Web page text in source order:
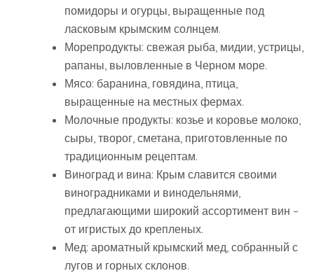
помидоры и огурцы‚ выращенные под
ласковым крымским солнцем.
Морепродукты: свежая рыба‚ мидии‚ устрицы‚
рапаны‚ выловленные в Черном море.
Мясо: баранина‚ говядина‚ птица‚
выращенные на местных фермах.
Молочные продукты: козье и коровье молоко‚
сыры‚ творог‚ сметана‚ приготовленные по
традиционным рецептам.
Виноград и вина: Крым славится своими
виноградниками и винодельнями‚
предлагающими широкий ассортимент вин –
от игристых до крепленых.
Мед: ароматный крымский мед‚ собранный с
лугов и горных склонов.